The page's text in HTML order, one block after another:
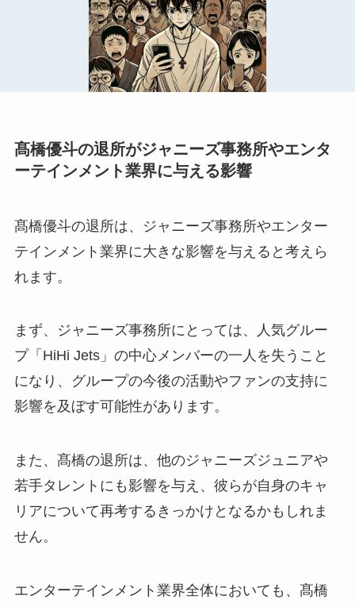
髙橋優斗の退所がジャニーズ事務所やエンタ
ーテインメント業界に与える影響
髙橋優斗の退所は、ジャニーズ事務所やエンター
テインメント業界に大きな影響を与えると考えら
れます。
まず、ジャニーズ事務所にとっては、人気グルー
プ「HiHi Jets」の中心メンバーの一人を失うこと
になり、グループの今後の活動やファンの支持に
影響を及ぼす可能性があります。
また、髙橋の退所は、他のジャニーズジュニアや
若手タレントにも影響を与え、彼らが自身のキャ
リアについて再考するきっかけとなるかもしれま
せん。
エンターテインメント業界全体においても、髙橋